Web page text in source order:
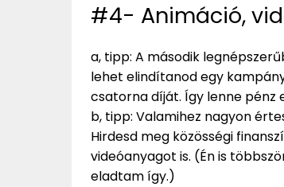
#4- Animáció,
a, tipp: A második
lehet elindítanod egy
csatorna díját. Így lenne pénz
b, tipp: Valamihez nagyon
Hirdesd meg közösségi
videóanyagot is. (Én is
eladtam így.)